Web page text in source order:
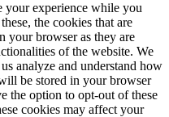
your experience while you
the cookies that are
your browser as they are
of the website. We
analyze and understand how
be stored in your browser
the option to opt-out of these
cookies may affect your